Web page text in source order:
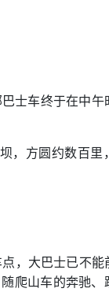
士车终于在中午
，方圆约数百里
，大巴士已不能
爬山车的奔驰、